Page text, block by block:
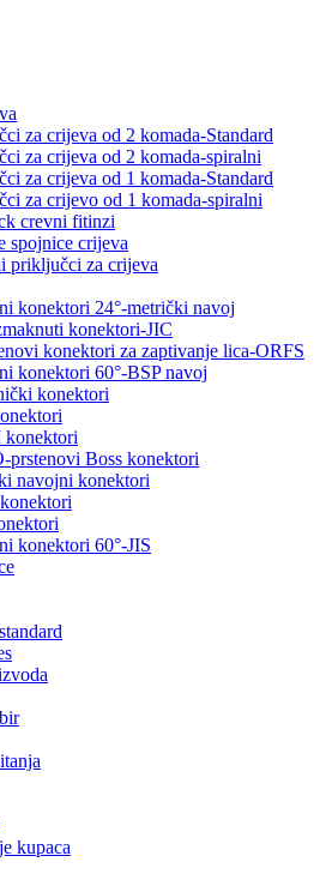
za crijeva od 2 komada-Standard
za crijeva od 2 komada-spiralni
za crijeva od 1 komada-Standard
za crijevo od 1 komada-spiralni
crevni fitinzi
spojnice crijeva
priključci za crijeva
konektori 24°-metrički navoj
konektori-JIC
konektori za zaptivanje lica-ORFS
konektori 60°-BSP navoj
konektori
konektori
prstenovi Boss konektori
navojni konektori
konektori 60°-JIS
kupaca